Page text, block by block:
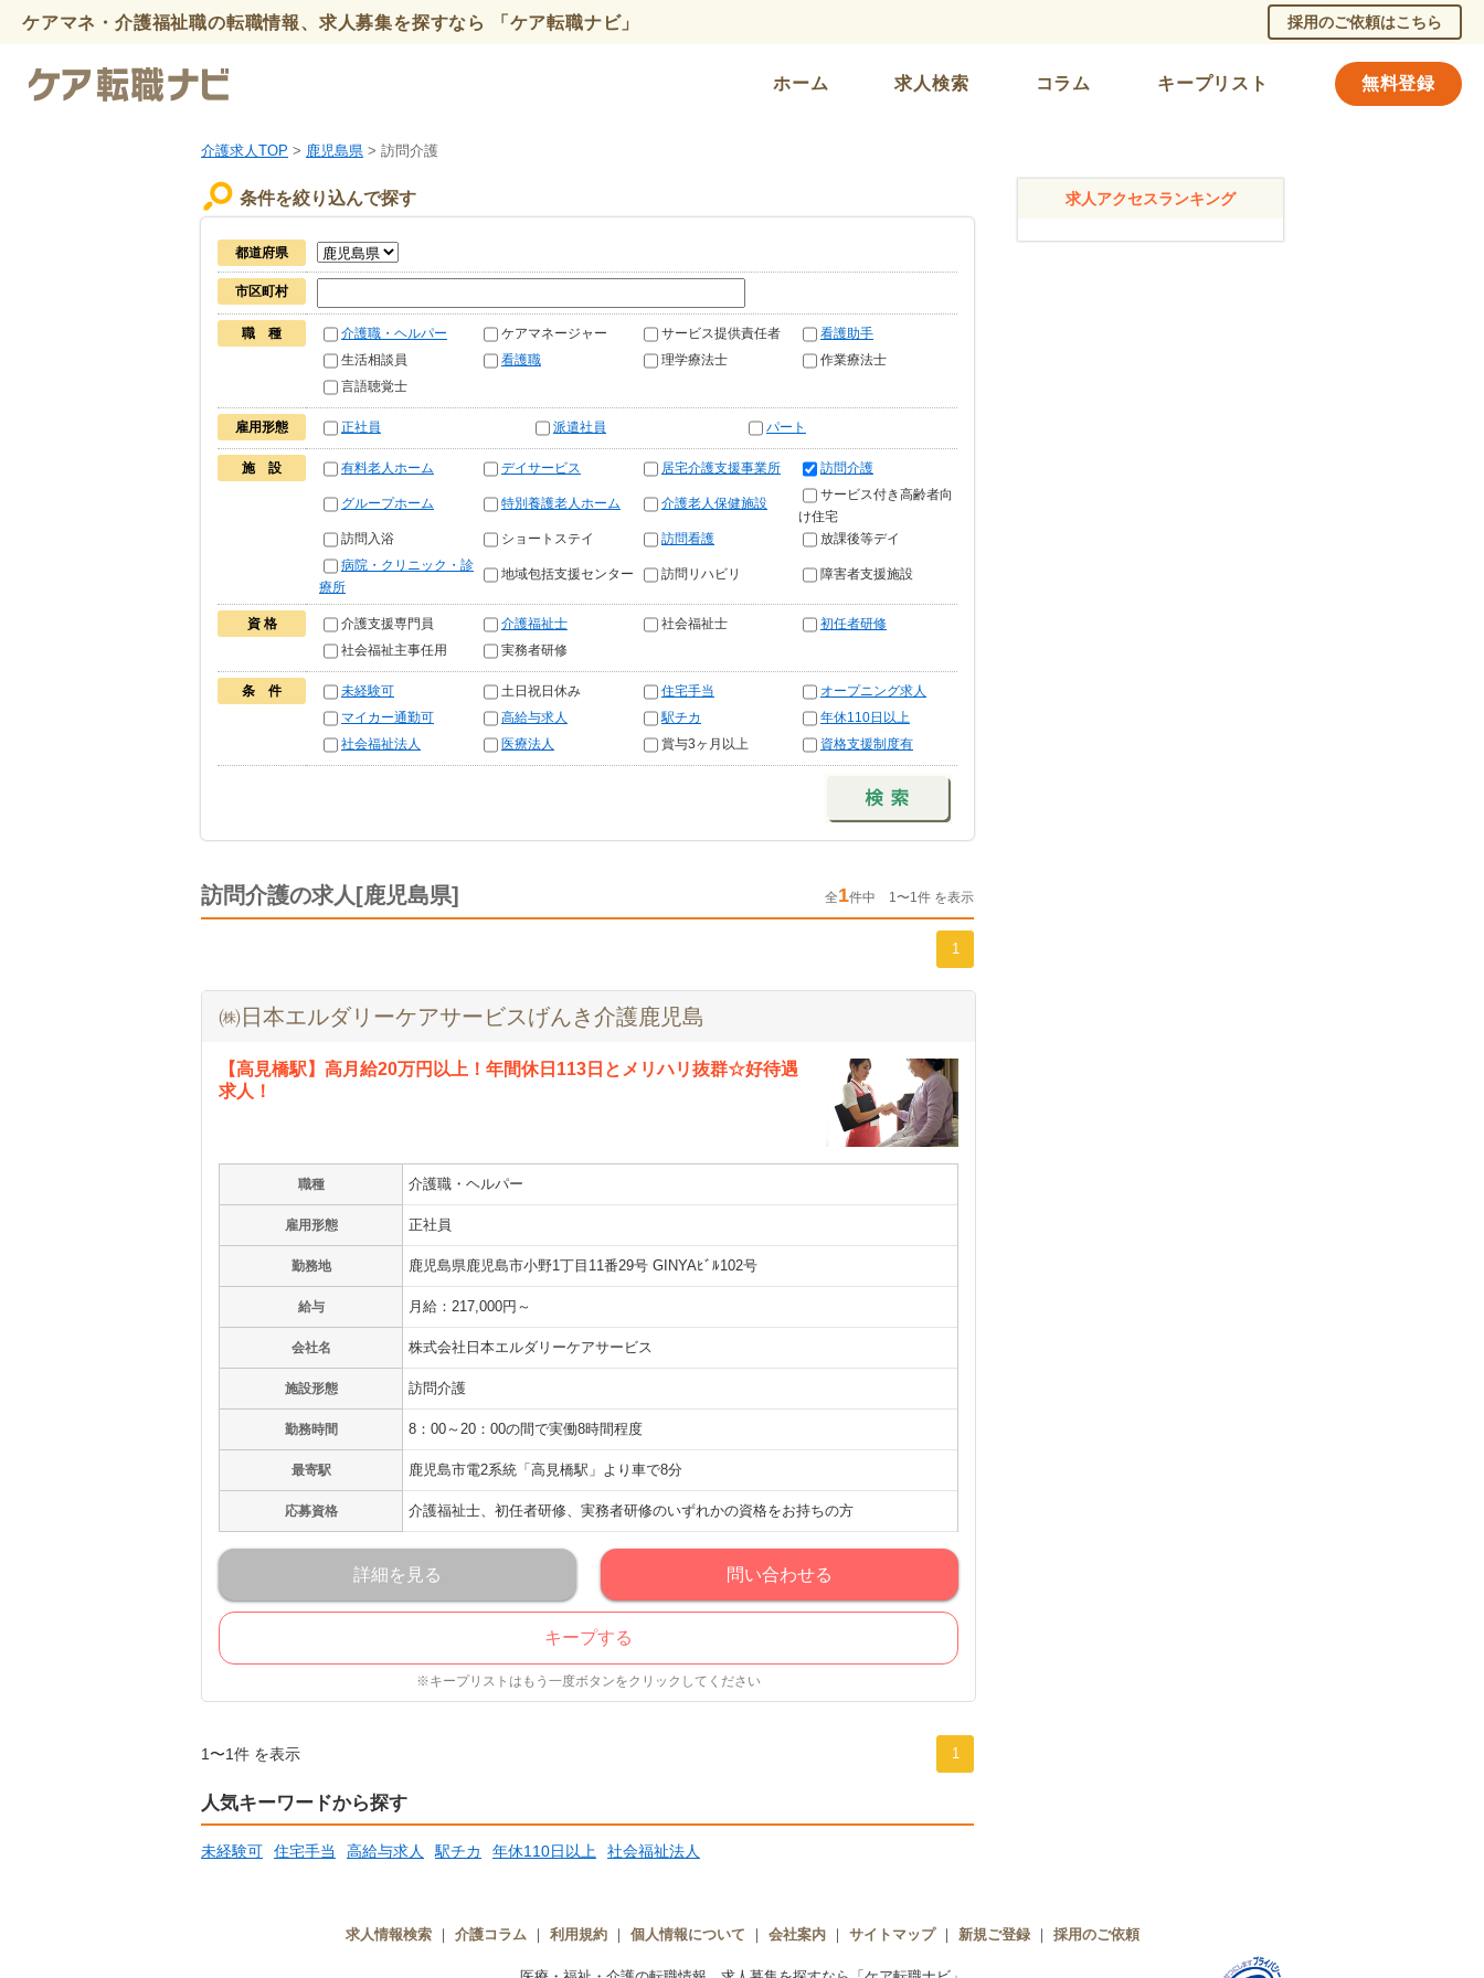
ケアマネ・介護福祉職の転職情報、求人募集を探すなら 「ケア転職ナビ」 採用のご依頼はこちら
ホーム 求人検索 コラム キープリスト 無料登録
介護求人TOP > 鹿児島県 > 訪問介護
条件を絞り込んで探す
都道府県
市区町村
職 種 介護職・ヘルパー ケアマネージャー サービス提供責任者
看護助手
生活相談員
看護職 理学療法士
作業療法士
言語聴覚士
雇用形態 正社員 派遣社員 パート
施 設 有料老人ホーム デイサービス 居宅介護支援事業所 訪問介護
グループホーム 特別養護老人ホーム 介護老人保健施設
サービス付き高齢者向
け住宅
訪問入浴
ショートステイ 訪問看護
放課後等デイ
病院・クリニック・診
療所
地域包括支援センター 訪問リハビリ 障害者支援施設
資 格 介護支援専門員 介護福祉士 社会福祉士
初任者研修
社会福祉主事任用
実務者研修
条 件 未経験可 土日祝日休み 住宅手当
オープニング求人
マイカー通勤可
高給与求人 駅チカ
年休110日以上
社会福祉法人
医療法人 賞与3ヶ月以上 資格支援制度有
訪問介護の求人[鹿児島県] 全1件中 1〜1件 を表示
1
㈱日本エルダリーケアサービスげんき介護鹿児島
【高見橋駅】高月給20万円以上！年間休日113日とメリハリ抜群☆好待遇
求人！
職種 介護職・ヘルパー
雇用形態 正社員
勤務地 鹿児島県鹿児島市小野1丁目11番29号 GINYAﾋﾞﾙ102号
給与 月給：217,000円～
会社名 株式会社日本エルダリーケアサービス
施設形態 訪問介護
勤務時間 8：00～20：00の間で実働8時間程度
最寄駅 鹿児島市電2系統「高見橋駅」より車で8分
応募資格 介護福祉士、初任者研修、実務者研修のいずれかの資格をお持ちの方
詳細を見る 問い合わせる
キープする
※キープリストはもう一度ボタンをクリックしてください
1〜1件 を表示 1
人気キーワードから探す
未経験可 住宅手当 高給与求人 駅チカ 年休110日以上 社会福祉法人
求人アクセスランキング
求人情報検索｜ 介護コラム ｜ 利用規約｜ 個人情報について ｜ 会社案内｜ サイトマップ｜ 新規ご登録｜ 採用のご依頼